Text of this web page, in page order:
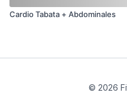
Cardio Tabata + Abdominales
© 2026